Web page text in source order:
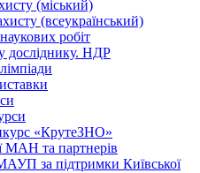
(міський)
(всеукраїнський)
робіт
досліднику. НДР
«КрутеЗНО»
МАН та партнерів
за підтримки Київської